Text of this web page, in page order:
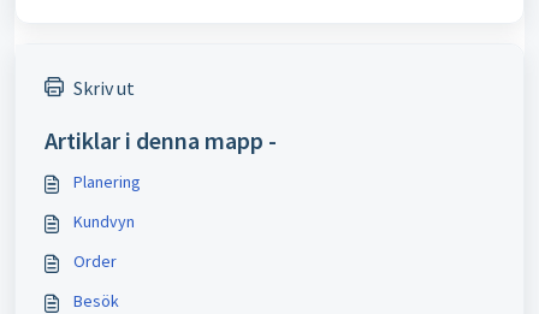
Skriv ut
Artiklar i denna mapp -
Planering
Kundvyn
Order
Besök